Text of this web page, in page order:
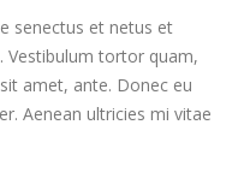
senectus et netus et
Vestibulum tortor quam,
amet, ante. Donec eu
Aenean ultricies mi vitae